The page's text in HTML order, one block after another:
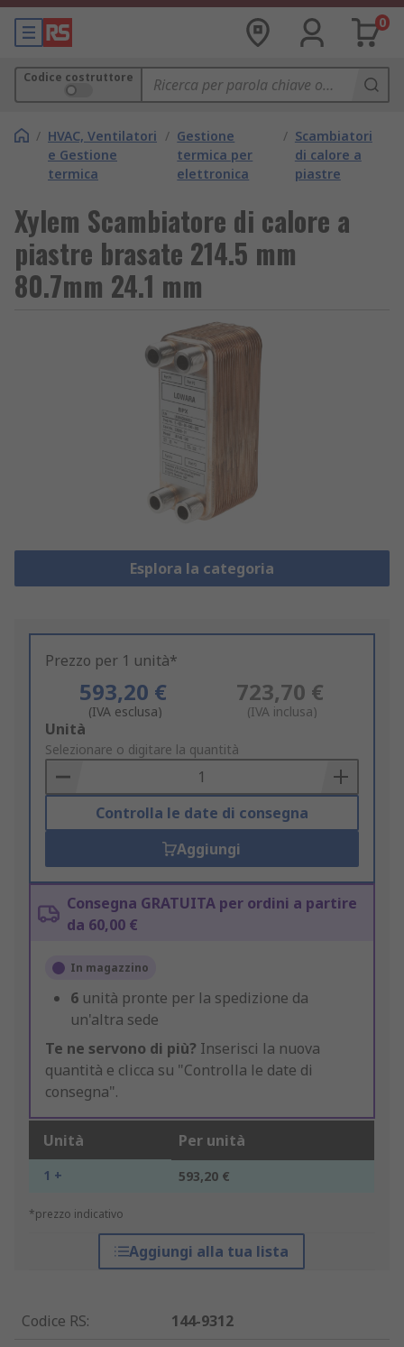
0
Codice costruttore
/ HVAC, Ventilatori
e Gestione
termica
/ Gestione
termica per
elettronica
/ Scambiatori
di calore a
piastre
Xylem Scambiatore di calore a
piastre brasate 214.5 mm
80.7mm 24.1 mm
Esplora la categoria
Prezzo per 1 unità*
593,20 €
(IVA esclusa)
723,70 €
(IVA inclusa)
Add
to
Basket
Unità
Selezionare o digitare la quantità
Controlla le date di consegna
Aggiungi
Consegna GRATUITA per ordini a partire
da 60,00 €
In magazzino
6 unità pronte per la spedizione da
un'altra sede
Te ne servono di più? Inserisci la nuova
quantità e clicca su "Controlla le date di
consegna".
Unità Per unità
1 + 593,20 €
*prezzo indicativo
Aggiungi alla tua lista
Codice RS:
144-9312